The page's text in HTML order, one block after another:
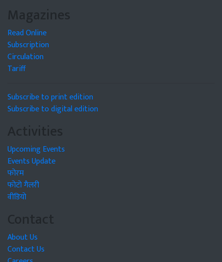
Magazines
Read Online
Subscription
Circulation
Tariff
Subscribe to print edition
Subscribe to digital edition
Activities
Upcoming Events
Events Update
फोरम
फोटो गैलरी
वीडियो
Contact
About Us
Contact Us